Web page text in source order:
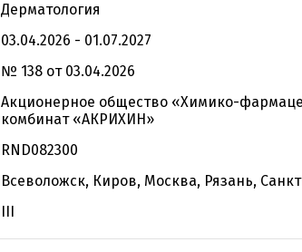
Дерматология
03.04.2026 - 01.07.2027
№ 138 от 03.04.2026
Акционерное общество «Химико-
комбинат «АКРИХИН»
RND082300
Всеволожск, Киров, Москва, Рязань,
III